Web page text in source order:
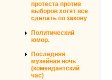
протеста против
выборов хотят все
сделать по закону
Политический
юмор.
Последняя
музейная ночь
(комендантский
час)